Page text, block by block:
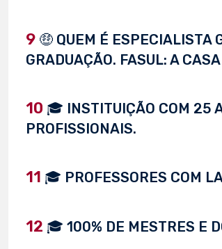
9 🤑 QUEM É ESPECIALISTA
GRADUAÇÃO. FASUL: A
10 🎓 INSTITUIÇÃO COM 25
PROFISSIONAIS.
11 🎓 PROFESSORES COM
12 🎓 100% DE MESTRES E